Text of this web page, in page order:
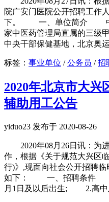
院广安门医院公开招聘工作
下。 一、单位简介 中国
家中医药管理局直属的三级
中央干部保健基地，北京奥
标签： 事业单位 /公务员 /招
2020年北京市大兴
辅助用工公告
yiduo23 发布于 2020-08-26
2020年08月26日讯：为进
作，根据《关于规范大兴区
行)》,现面向社会公开招聘
如下： 一、招聘条件 1.
月1日及以后出生; 2.高中